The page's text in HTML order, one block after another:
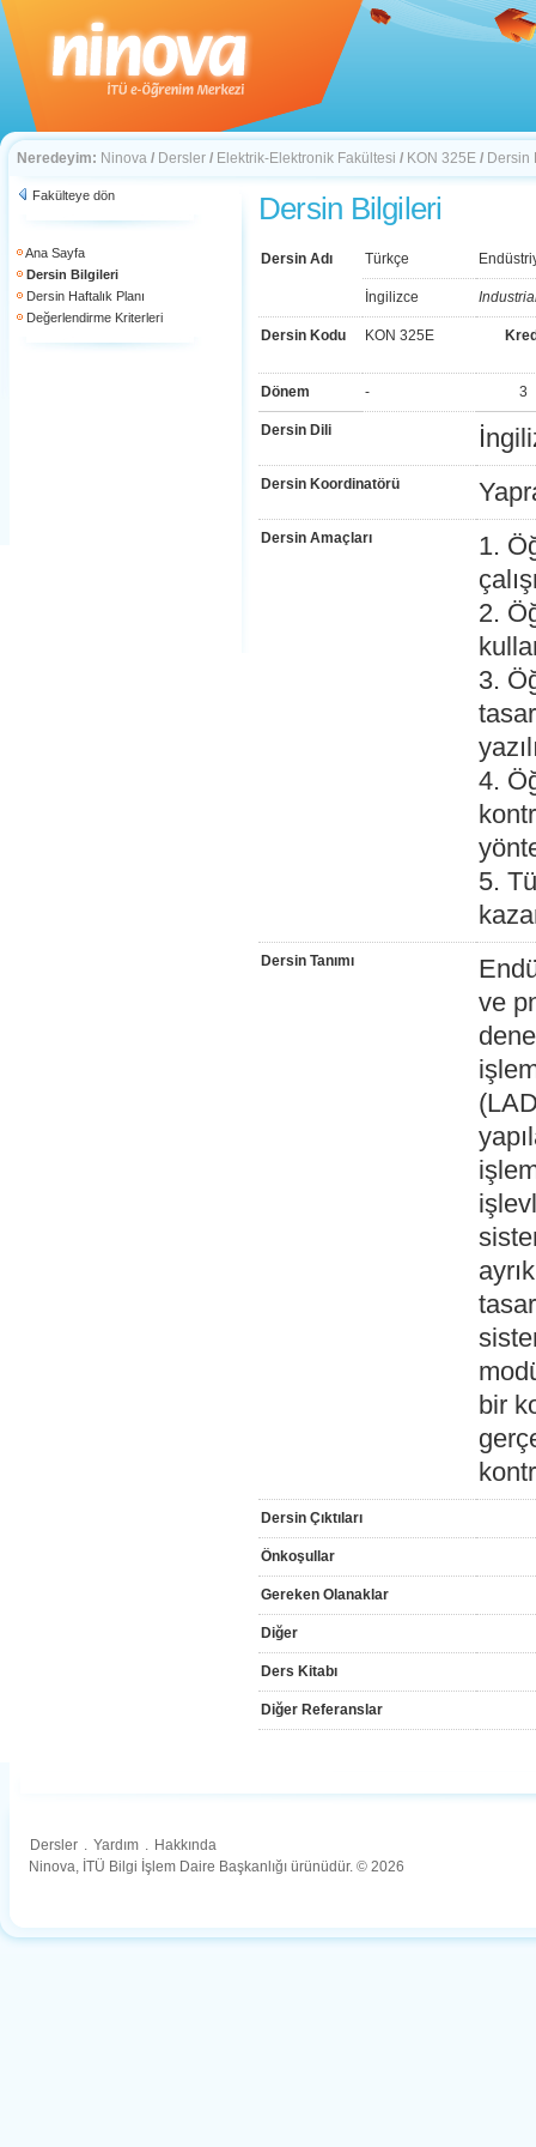
Neredeyim: Ninova / Dersler / Elektrik-Elektronik Fakültesi / KON 325E / Dersin
Fakülteye dön
Ana Sayfa
Dersin Bilgileri
Dersin Haftalık Planı
Değerlendirme Kriterleri
Dersin Bilgileri
Dersin Adı Türkçe
İngilizce
Dersin Kodu KON 325E
Dönem - 3
Dersin Dili
Dersin Koordinatörü
Dersin Amaçları
1.
2.
3.
4.
5.
Dersin Tanımı
ve
bir
Dersin Çıktıları
Önkoşullar
Gereken Olanaklar
Diğer
Ders Kitabı
Diğer Referanslar
Dersler . Yardım . Hakkında
Ninova, İTÜ Bilgi İşlem Daire Başkanlığı ürünüdür. © 2026